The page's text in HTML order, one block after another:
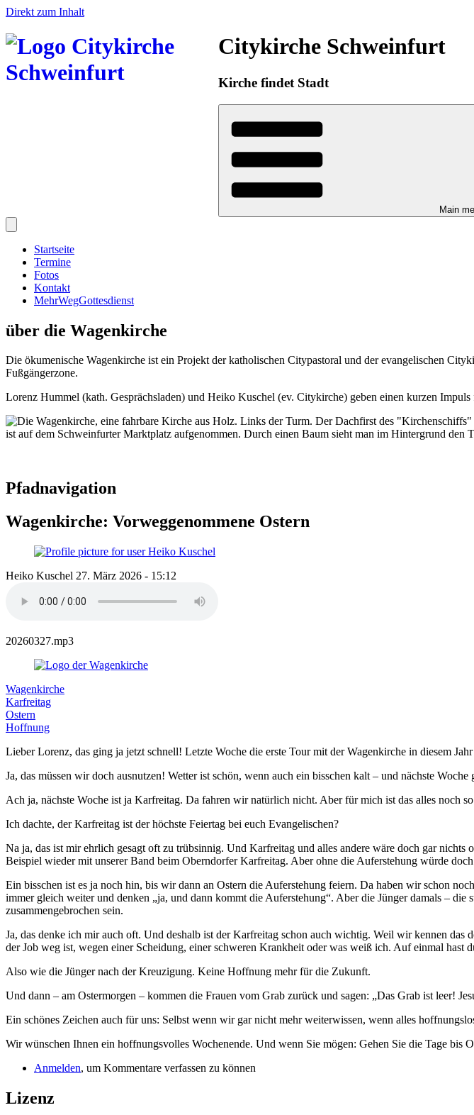
Direkt zum Inhalt
Citykirche Schweinfurt
Kirche findet Stadt
Main
Startseite
Termine
Fotos
Kontakt
MehrWegGottesdienst
über die Wagenkirche
Die ökumenische Wagenkirche ist ein Projekt der katholischen Citypastoral und der evangelischen
Fußgängerzone.
Lorenz Hummel (kath. Gesprächsladen) und Heiko Kuschel (ev. Citykirche) geben einen kurzen
Pfadnavigation
Wagenkirche: Vorweggenommene Ostern
Heiko Kuschel 27. März 2026 - 15:12
20260327.mp3
Wagenkirche
Karfreitag
Ostern
Hoffnung
Lieber Lorenz, das ging ja jetzt schnell! Letzte Woche die erste Tour mit der Wagenkirche in diesem
Ja, das müssen wir doch ausnutzen! Wetter ist schön, wenn auch ein bisschen kalt – und nächste Woche
Ach ja, nächste Woche ist ja Karfreitag. Da fahren wir natürlich nicht. Aber für mich ist das alles noch
Ich dachte, der Karfreitag ist der höchste Feiertag bei euch Evangelischen?
Na ja, das ist mir ehrlich gesagt oft zu trübsinnig. Und Karfreitag und alles andere wäre doch gar
Beispiel wieder mit unserer Band beim Oberndorfer Karfreitag. Aber ohne die Auferstehung würde
Ein bisschen ist es ja noch hin, bis wir dann an Ostern die Auferstehung feiern. Da haben wir schon
immer gleich weiter und denken „ja, und dann kommt die Auferstehung“. Aber die Jünger damals –
zusammengebrochen sein.
Ja, das denke ich mir auch oft. Und deshalb ist der Karfreitag schon auch wichtig. Weil wir kennen
der Job weg ist, wegen einer Scheidung, einer schweren Krankheit oder was weiß ich. Auf einmal hast
Also wie die Jünger nach der Kreuzigung. Keine Hoffnung mehr für die Zukunft.
Und dann – am Ostermorgen – kommen die Frauen vom Grab zurück und sagen: „Das Grab ist leer!
Ein schönes Zeichen auch für uns: Selbst wenn wir gar nicht mehr weiterwissen, wenn alles
Wir wünschen Ihnen ein hoffnungsvolles Wochenende. Und wenn Sie mögen: Gehen Sie die Tage bis
Anmelden, um Kommentare verfassen zu können
Lizenz